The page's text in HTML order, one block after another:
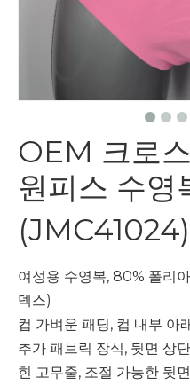
OEM 크로
원피스 수영
(JMC41024)
여성용 수영복, 80% 폴리
덱스)
컵 가벼운 패딩, 컵 내부 아
추가 패브릭 장식, 뒷면 상
힌 고무줄, 조절 가능한 뒷